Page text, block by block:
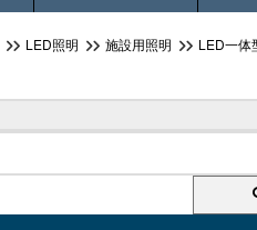
LED照明 施設用照明 LED一体